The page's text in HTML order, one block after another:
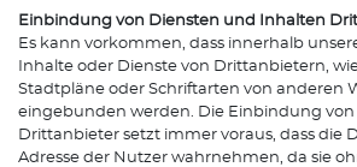
Einbindung von Diensten und Inhalten
Es kann vorkommen, dass innerhalb
Inhalte oder Dienste von Drittanbietern,
Stadtpläne oder Schriftarten von anderen
eingebunden werden. Die Einbindung
Drittanbieter setzt immer voraus, dass die
Adresse der Nutzer wahrnehmen, da sie